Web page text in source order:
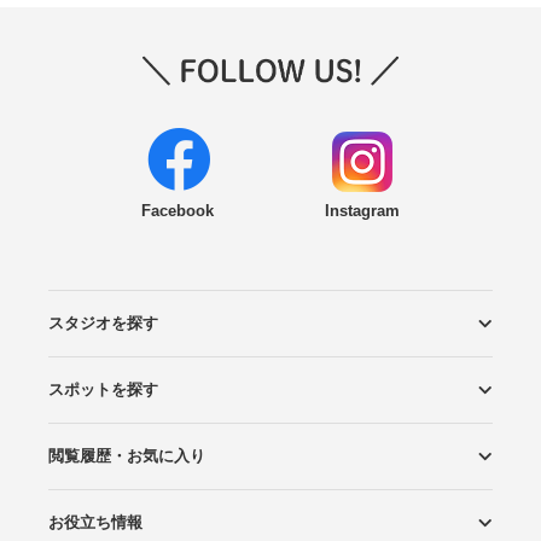
Facebook Instagram
スタジオを探す
エリアから探す
こだわりから探す
NEW PHOTO STYLE
プランから探す
フォトタイプ診断
フォトグラファーから探す
国内リゾートから探す
スポットを探す
ロケーションから探す
スタジオから探す
閲覧履歴・お気に入り
閲覧スタジオ
お気に入り
お役立ち情報